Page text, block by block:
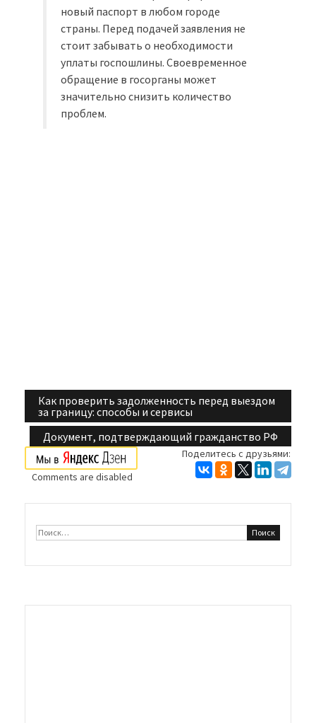
новый паспорт в любом городе
страны. Перед подачей заявления не
стоит забывать о необходимости
уплаты госпошлины. Своевременное
обращение в госорганы может
значительно снизить количество
проблем.
Навигация
по
записям
Как проверить задолженность перед выездом
за границу: способы и сервисы
Документ, подтверждающий гражданство РФ
Поделитесь с друзьями:
Comments are disabled
Найти: